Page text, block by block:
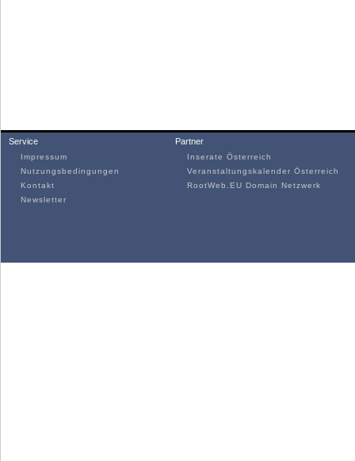
Service
Impressum
Nutzungsbedingungen
Kontakt
Newsletter
Partner
Inserate Österreich
Veranstaltungskalender Österreich
RootWeb.EU Domain Netzwerk